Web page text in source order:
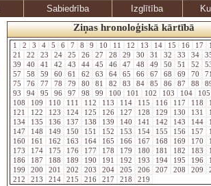
Sabiedrība Izglītība
Ziņas hronoloģiskā kārtībā
1 2 3 4 5 6 7 8 9 10 11 12 13 14 15 16 17
21
22 23 24 25 26 27 28 29 30 31 32 33 34
39
40 41 42 43 44 45 46 47 48 49 50 51 52
57
58 59 60 61 62 63 64 65 66 67 68 69 70 71
75
76 77 78 79 80 81 82 83 84 85 86 87 88
93
94 95 96 97 98 99 100 101 102 103 104 105
108
109 110 111 112 113 114 115 116 117 118
121
122 123 124 125 126 127 128 129 130 131
134
135 136 137 138 139 140 141 142 143 144
147
148 149 150 151 152 153 154 155 156 157
160
161 162 163 164 165 166 167 168 169 170
173
174 175 176 177 178 179 180 181 182 183
186
187 188 189 190 191 192 193 194 195 196
199
200 201 202 203 204 205 206 207 208 209
212
213 214 215 216 217 218 219